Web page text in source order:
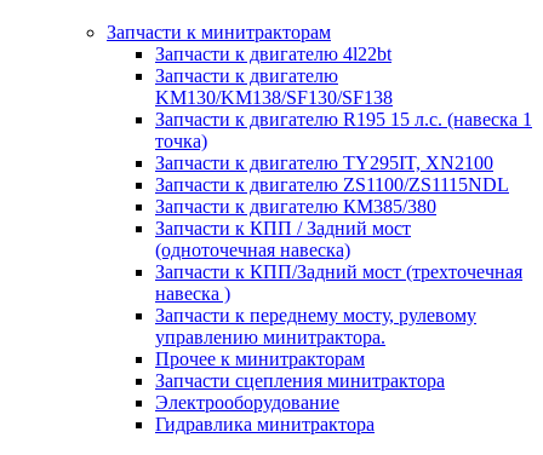
Запчасти к минитракторам
Запчасти к двигателю 4l22bt
Запчасти к двигателю
KM130/KM138/SF130/SF138
Запчасти к двигателю R195 15 л.с. (навеска 1
точка)
Запчасти к двигателю TY295IT, XN2100
Запчасти к двигателю ZS1100/ZS1115NDL
Запчасти к двигателю КМ385/380
Запчасти к КПП / Задний мост
(одноточечная навеска)
Запчасти к КПП/Задний мост (трехточечная
навеска )
Запчасти к переднему мосту, рулевому
управлению минитрактора.
Прочее к минитракторам
Запчасти сцепления минитрактора
Электрооборудование
Гидравлика минитрактора